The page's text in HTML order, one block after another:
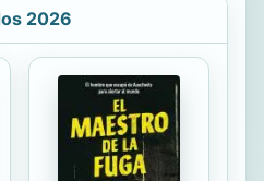
equivocada de él.--No te
No lo he hecho
pero no porque me
ningún problema. He
que mis hombres lo
veces. Si no me
suplicando mi
2026